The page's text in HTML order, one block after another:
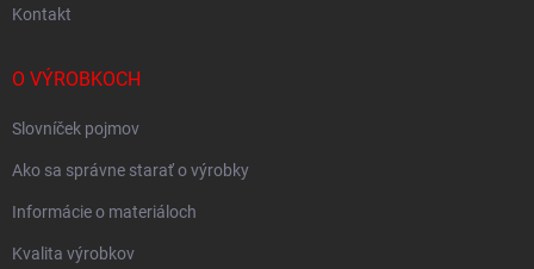
Kontakt
O VÝROBKOCH
Slovníček pojmov
Ako sa správne starať o výrobky
Informácie o materiáloch
Kvalita výrobkov